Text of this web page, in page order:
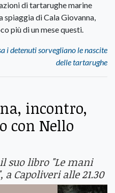
di tartarughe marine
di Cala Giovanna,
più di un mese questi.
i detenuti sorvegliano le nascite
delle tartarughe
incontro,
con Nello
suo libro "Le mani
Capoliveri alle 21.30